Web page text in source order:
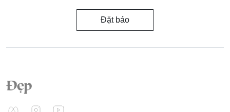
Đặt báo